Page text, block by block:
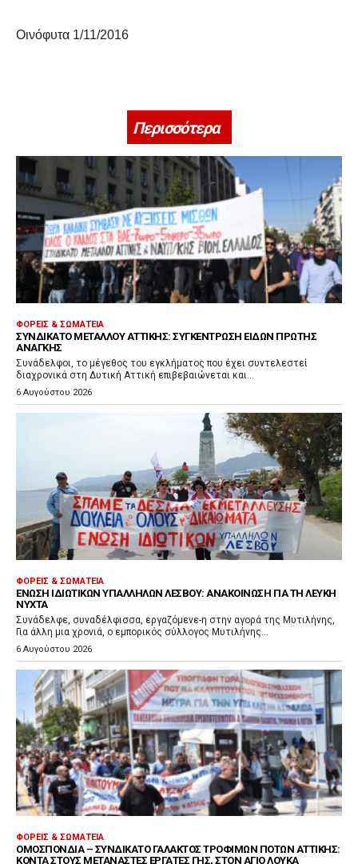
Οινόφυτα 1/11/2016
Περισσότερα
ΦΟΡΕΊΣ & ΣΩΜΑΤΕΊΑ
ΣΥΝΔΙΚΆΤΟ ΜΕΤΆΛΛΟΥ ΑΤΤΙΚΉΣ: ΣΥΓΚΈΝΤΡΩΣΗ ΕΙΔΏΝ ΠΡΏΤΗΣ
ΑΝΆΓΚΗΣ
Συνάδελφοι, το μέγεθος του εγκλήματος που έχει συντελεστεί
διαχρονικά στη Δυτική Αττική επιβεβαιώνεται και...
6 Αυγούστου 2026
ΦΟΡΕΊΣ & ΣΩΜΑΤΕΊΑ
ΈΝΩΣΗ ΙΔΙΩΤΙΚΏΝ ΥΠΑΛΛΉΛΩΝ ΛΈΣΒΟΥ: ΑΝΑΚΟΊΝΩΣΗ ΓΙΑ ΤΗ ΛΕΥΚΉ
ΝΎΧΤΑ
Συνάδελφε, συναδέλφισσα, εργαζόμενε-η στην αγορά της Μυτιλήνης,
Για άλλη μια χρονιά, ο εμπορικός σύλλογος Μυτιλήνης...
6 Αυγούστου 2026
ΦΟΡΕΊΣ & ΣΩΜΑΤΕΊΑ
ΟΜΟΣΠΟΝΔΊΑ – ΣΥΝΔΙΚΆΤΟ ΓΆΛΑΚΤΟΣ ΤΡΟΦΊΜΩΝ ΠΟΤΏΝ ΑΤΤΙΚΉΣ:
ΚΟΝΤΆ ΣΤΟΥΣ ΜΕΤΑΝΆΣΤΕΣ ΕΡΓΆΤΕΣ ΓΗΣ, ΣΤΟΝ ΆΓΙΟ ΛΟΥΚΆ